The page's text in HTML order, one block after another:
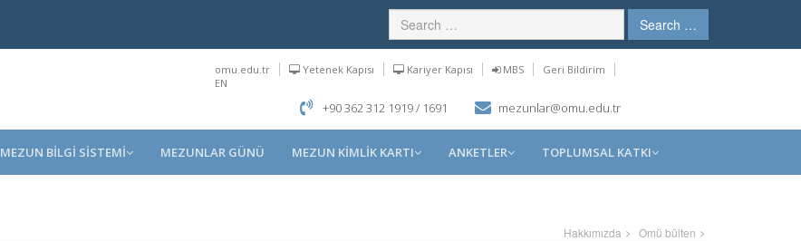
Search …
omu.edu.tr Yetenek Kapısı Kariyer Kapısı MBS
Geri Bildirim
EN
+90 362 312 1919 / 1691 mezunlar@omu.edu.tr
MEZUN BİLGİ SİSTEMİ MEZUNLAR GÜNÜ MEZUN KİMLİK KARTI ANKETLER TOPLUMSAL KATKI
Hakkımızda Omü bülten